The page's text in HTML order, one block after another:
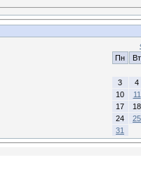
Пн
Вт
3
4
10
11
17
18
24
25
31